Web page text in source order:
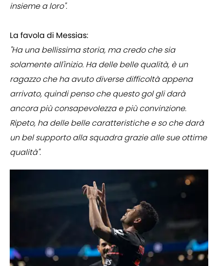
insieme a loro".
La favola di Messias:
"Ha una bellissima storia, ma credo che sia
solamente all'inizio. Ha delle belle qualità, è un
ragazzo che ha avuto diverse difficoltà appena
arrivato, quindi penso che questo gol gli darà
ancora più consapevolezza e più convinzione.
Ripeto, ha delle belle caratteristiche e so che darà
un bel supporto alla squadra grazie alle sue ottime
qualità".